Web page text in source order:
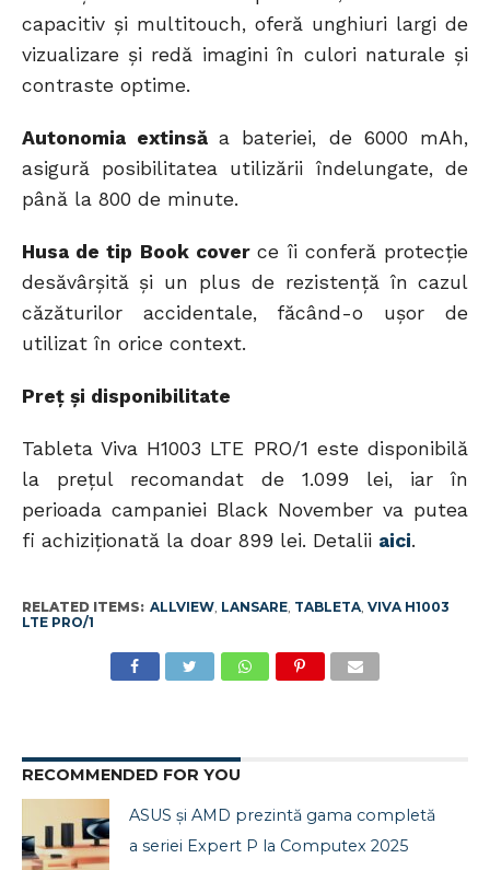
capacitiv și multitouch, oferă unghiuri largi de
vizualizare și redă imagini în culori naturale și
contraste optime.
Autonomia extinsăa bateriei, de 6000 mAh,
asigură posibilitatea utilizării îndelungate, de
până la 800 de minute.
Husa de tip Book coverce îi conferă protecție
desăvârșită și un plus de rezistență în cazul
căzăturilor accidentale, făcând-o ușor de
utilizat în orice context.
Preț și disponibilitate
Tableta Viva H1003 LTE PRO/1 este disponibilă
la prețul recomandat de 1.099 lei, iar în
perioada campaniei Black November va putea
fi achiziționată la doar 899 lei. Detalii aici.
RELATED ITEMS: ALLVIEW, LANSARE, TABLETA, VIVA H1003
LTE PRO/1
RECOMMENDED FOR YOU
ASUS și AMD prezintă gama completă
a seriei Expert P la Computex 2025